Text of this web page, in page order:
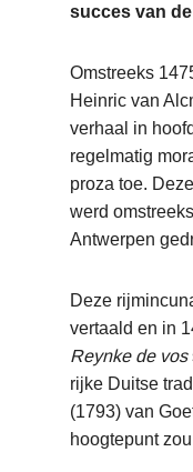
succes van
Omstreeks
Heinric van
verhaal in
regelmatig
proza toe.
werd
Antwerpen
Deze
vertaald en in
Reynke de vos
rijke Duitse
(1793) van
hoogtepunt